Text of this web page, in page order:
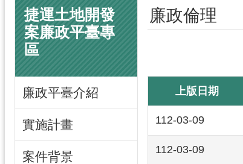
捷運土地開發
案廉政平臺專
區
廉政平臺介紹
實施計畫
案件背景
廉政倫理
上版日期
112-03-09
112-03-09